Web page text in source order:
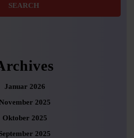
Januar 2026
2025
Oktober 2025
2025